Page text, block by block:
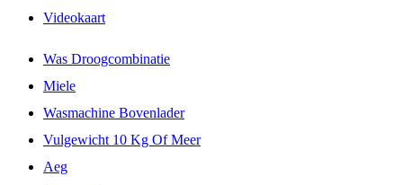
Videokaart
Was Droogcombinatie
Miele
Wasmachine Bovenlader
Vulgewicht 10 Kg Of Meer
Aeg